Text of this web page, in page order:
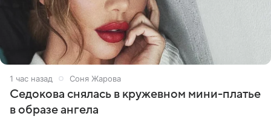
1 час назад Соня Жарова
Седокова снялась в кружевном мини-платье
в образе ангела